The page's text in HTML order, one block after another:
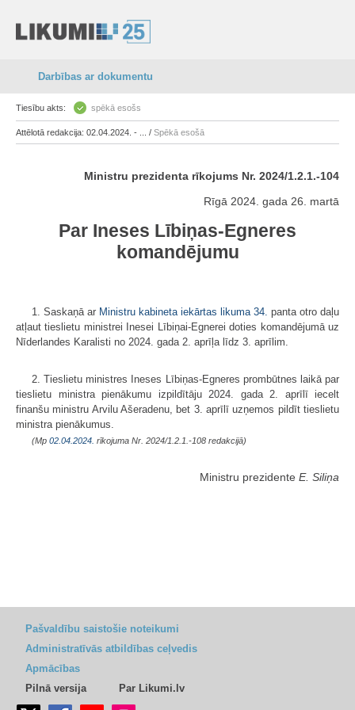
Darbības ar dokumentu
Tiesību akts: spēkā esošs
Attēlotā redakcija: 02.04.2024. - ... / Spēkā esošā
Ministru prezidenta rīkojums Nr. 2024/1.2.1.-104
Rīgā 2024. gada 26. martā
Par Ineses Lībiņas-Egneres
komandējumu
1. Saskaņā ar Ministru kabineta iekārtas likuma 34. panta otro daļu
atļaut tieslietu ministrei Inesei Lībiņai-Egnerei doties komandējumā uz
Nīderlandes Karalisti no 2024. gada 2. aprīļa līdz 3. aprīlim.
2. Tieslietu ministres Ineses Lībiņas-Egneres prombūtnes laikā par
tieslietu ministra pienākumu izpildītāju 2024. gada 2. aprīlī iecelt
finanšu ministru Arvilu Ašeradenu, bet 3. aprīlī uzņemos pildīt tieslietu
ministra pienākumus.
(Mp 02.04.2024. rīkojuma Nr. 2024/1.2.1.-108 redakcijā)
Ministru prezidente E. Siliņa
Pašvaldību saistošie noteikumi
Administratīvās atbildības ceļvedis
Apmācības
Pilnā versija
Par Likumi.lv